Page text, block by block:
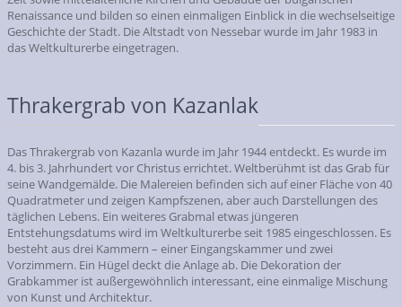
Renaissance und bilden so einen einmaligen Einblick in die wechselseitige
Geschichte der Stadt. Die Altstadt von Nessebar wurde im Jahr 1983 in
das Weltkulturerbe eingetragen.
Thrakergrab von Kazanlak
Das Thrakergrab von Kazanla wurde im Jahr 1944 entdeckt. Es wurde im
4. bis 3. Jahrhundert vor Christus errichtet. Weltberühmt ist das Grab für
seine Wandgemälde. Die Malereien befinden sich auf einer Fläche von 40
Quadratmeter und zeigen Kampfszenen, aber auch Darstellungen des
täglichen Lebens. Ein weiteres Grabmal etwas jüngeren
Entstehungsdatums wird im Weltkulturerbe seit 1985 eingeschlossen. Es
besteht aus drei Kammern – einer Eingangskammer und zwei
Vorzimmern. Ein Hügel deckt die Anlage ab. Die Dekoration der
Grabkammer ist außergewöhnlich interessant, eine einmalige Mischung
von Kunst und Architektur.